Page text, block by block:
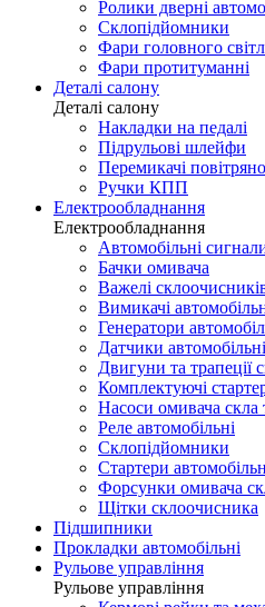
Ролики дверні
Склопідйомники
Фари головного
Фари протитуманні
Деталі салону
Деталі салону
Накладки на педалі
Підрульові шлейфи
Перемикачі
Ручки КПП
Електрообладнання
Електрообладнання
Автомобільні
Бачки омивача
Важелі
Вимикачі
Генератори
Датчики автомобільні
Двигуни та трапеції
Комплектуючі
Насоси омивача скла
Реле автомобільні
Склопідйомники
Стартери
Форсунки омивача
Щітки склоочисника
Підшипники
Прокладки автомобільні
Рульове управління
Рульове управління